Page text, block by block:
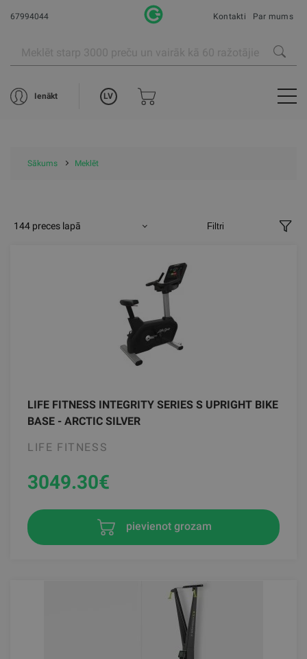
67994044 Kontakti Par mums
Ienākt LV
Sākums Meklēt
144 preces lapā Filtri
LIFE FITNESS INTEGRITY SERIES S UPRIGHT BIKE
BASE - ARCTIC SILVER
LIFE FITNESS
3049.30€
pievienot grozam